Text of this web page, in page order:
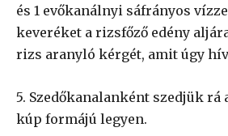
és 1 evőkanálnyi sáfrányos
keveréket a rizsfőző edény
rizs aranyló kérgét, amit úgy
5. Szedőkanalanként szedjük rá
kúp formájú legyen.